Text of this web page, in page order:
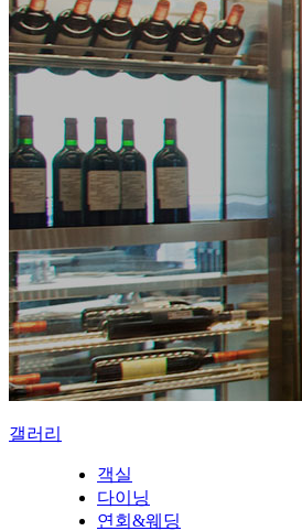
갤러리
객실
다이닝
연회&웨딩